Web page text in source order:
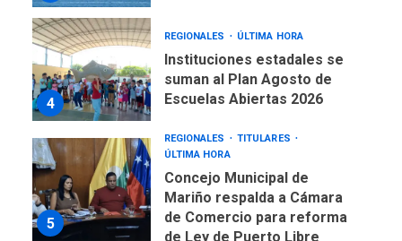
4
REGIONALES ÚLTIMA HORA
Instituciones estadales se
suman al Plan Agosto de
Escuelas Abiertas 2026
5
REGIONALES
TITULARES
ÚLTIMA HORA
Concejo Municipal de
Mariño respalda a Cámara
de Comercio para reforma
de Ley de Puerto Libre